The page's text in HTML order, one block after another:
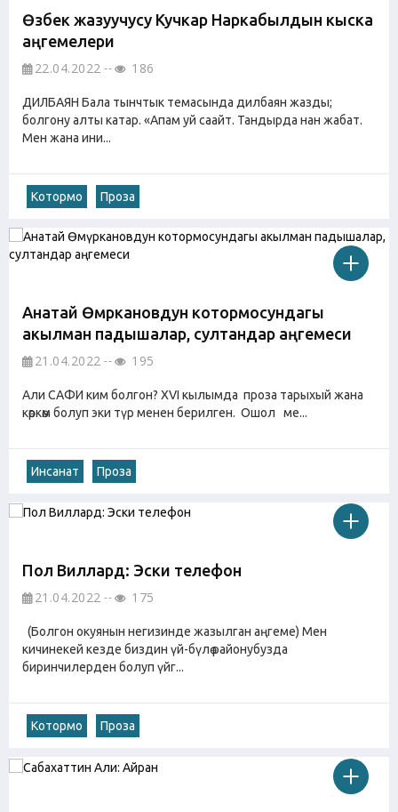
Өзбек жазуучусу Кучкар Наркабылдын кыска
аңгемелери
22.04.2022 186
ДИЛБАЯН Бала тынчтык темасында дилбаян жазды;
болгону алты катар. «Апам уй саайт. Тандырда нан жабат.
Мен жана ини...
Котормо Проза
Анатай Өмүркановдун котормосундагы
акылман падышалар, султандар аңгемеси
21.04.2022 195
Али САФИ ким болгон? XVI кылымда проза тарыхый жана
көркөм болуп эки түр менен берилген. Ошол ме...
Инсанат Проза
Пол Виллард: Эски телефон
21.04.2022 175
(Болгон окуянын негизинде жазылган аңгеме) Мен
кичинекей кезде биздин үй-бүлө районубузда
биринчилерден болуп үйг...
Котормо Проза